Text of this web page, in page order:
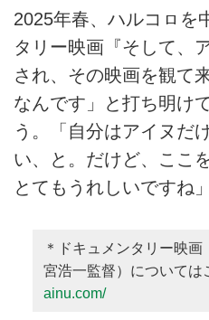
2025年春、ハルコㇿを
タリー映画『そして、
され、その映画を観て
なんです」と打ち明け
う。「自分はアイヌだ
い、と。だけど、ここ
とてもうれしいですね」
＊ドキュメンタリー映
宮浩一監督）について
ainu.com/